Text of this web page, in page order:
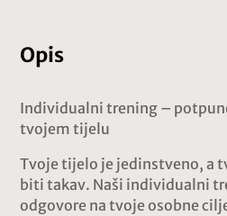
Opis
Individualni trening –
tvojem tijelu
Tvoje tijelo je jedinstveno, a
biti takav. Naši individualni
odgovore na tvoje osobne